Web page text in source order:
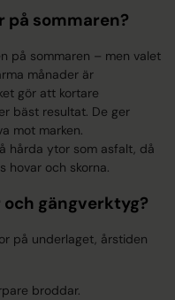
på sommaren?
på sommaren – men valet
månader är
gör att kortare
bäst resultat. De ger
mot marken.
hårda ytor som asfalt, då
hovar och skorna.
gängverktyg?
på underlaget, årstiden
broddar.